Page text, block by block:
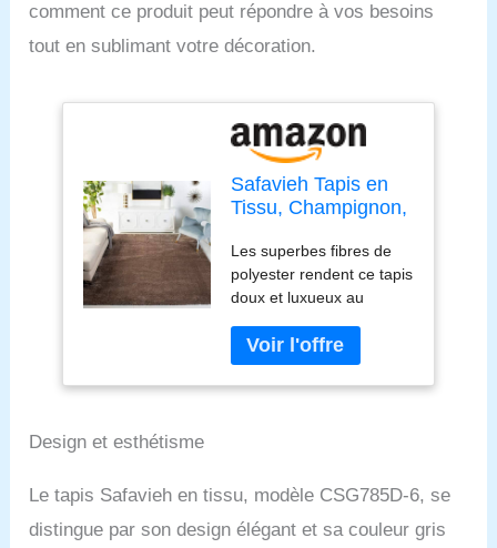
comment ce produit peut répondre à vos besoins
tout en sublimant votre décoration.
Safavieh Tapis en
Tissu, Champignon,
Les superbes fibres de
polyester rendent ce tapis
doux et luxueux au
robuste ajoute de la
durabilité à ce tapis, ce
qui en fait un favori
votre pièce une touche
contemporaine Ce tapis
mesure 1,8 x 2,7 m
Design et esthétisme
Le tapis Safavieh en tissu, modèle CSG785D-6, se
distingue par son design élégant et sa couleur gris